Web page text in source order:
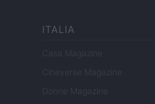
ITALIA
Casa Magazine
Cineverse Magazine
Donne Magazine